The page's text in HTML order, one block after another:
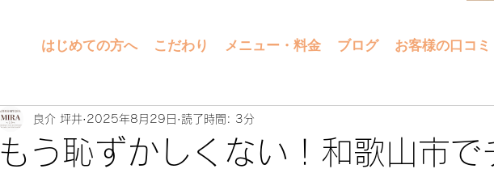
はじめての方へ こだわり メニュー・料金 ブログ お客様の口コミ
もう恥ずかしくない！和歌山市で
良介 坪井 2025年8月29日 読了時間: 3分